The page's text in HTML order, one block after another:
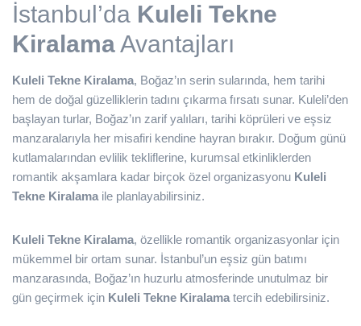
İstanbul’da Kuleli Tekne
KiralamaAvantajları
Kuleli Tekne Kiralama, Boğaz’ın serin sularında, hem tarihi
hem de doğal güzelliklerin tadını çıkarma fırsatı sunar. Kuleli’den
başlayan turlar, Boğaz’ın zarif yalıları, tarihi köprüleri ve eşsiz
manzaralarıyla her misafiri kendine hayran bırakır. Doğum günü
kutlamalarından evlilik tekliflerine, kurumsal etkinliklerden
romantik akşamlara kadar birçok özel organizasyonu Kuleli
Tekne Kiralama ile planlayabilirsiniz.
Kuleli Tekne Kiralama, özellikle romantik organizasyonlar için
mükemmel bir ortam sunar. İstanbul’un eşsiz gün batımı
manzarasında, Boğaz’ın huzurlu atmosferinde unutulmaz bir
gün geçirmek için Kuleli Tekne Kiralama tercih edebilirsiniz.